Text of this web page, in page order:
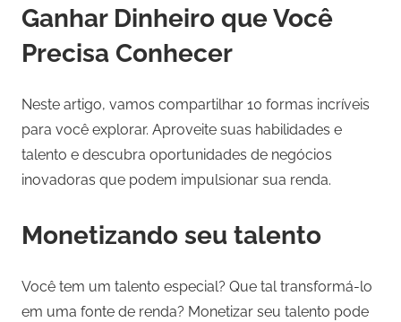
Ganhar Dinheiro que Você
Precisa Conhecer
Neste artigo, vamos compartilhar 10 formas incríveis
para você explorar. Aproveite suas habilidades e
talento e descubra oportunidades de negócios
inovadoras que podem impulsionar sua renda.
Monetizando seu talento
Você tem um talento especial? Que tal transformá-lo
em uma fonte de renda? Monetizar seu talento pode